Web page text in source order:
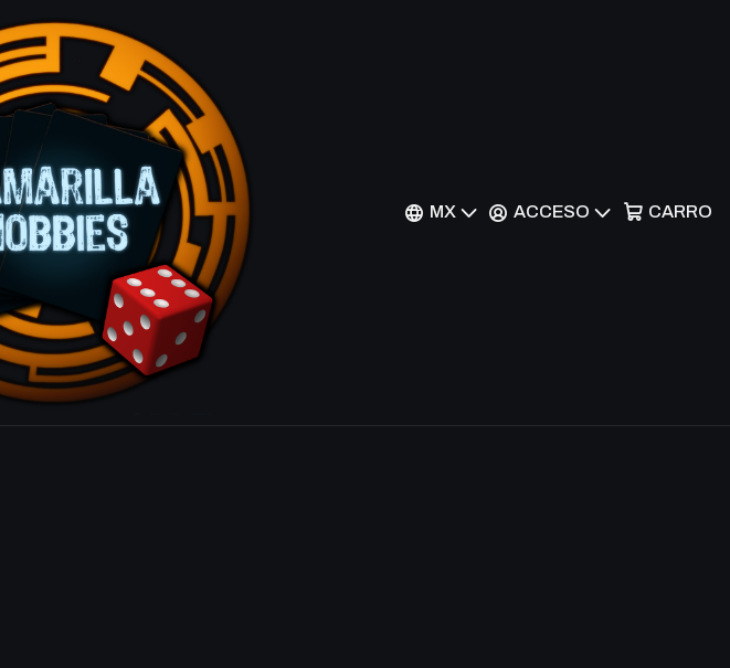
MX ACCESO CARRO
Stonecoil Serpent - ELD-235 - Rare
Mostrar stock de ubicaciones
COMPARTIR ESTE PRODUCTO